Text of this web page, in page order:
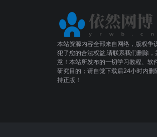
本站资源内容全部来自网络，版权争
犯了您的合法权益,请联系我们删除
意！本站所发布的一切学习教程、软
研究目的；请自觉下载后24小时内
持正版！